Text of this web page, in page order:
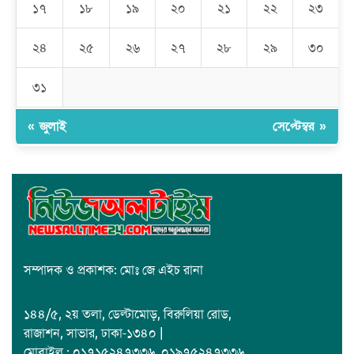
রমজান উপলক্ষে সাভারে মানবাধিকার সংস্থার ইফতার
জাবাল-ই-নূর মডেল মাদ্রাসায় ১২তম বার্ষিক পুরস্কার বিতরণ ও বালিকা
১৭ ১৮ ১৯ ২০ ২১ ২২ ২৩
২৪ ২৫ ২৬ ২৭ ২৮ ২৯ ৩০
৩১
« জুলাই সেপ্টেম্বর »
সম্পাদক ও প্রকাশক: মোঃ জে এইচ রানা
১৪৪/৫, ২য় তলা, ডেল্টামোড়, বিরুলিয়া রোড,
রাজাশন, সাভার, ঢাকা-১৩৪০ |